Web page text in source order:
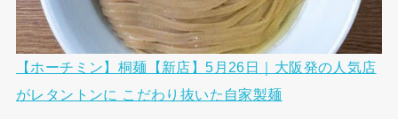
【ホーチミン】桐麺【新店】5月26日｜大阪発の人気店
がレタントンに こだわり抜いた自家製麺